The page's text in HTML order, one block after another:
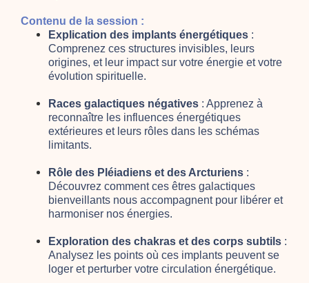
Contenu de la session :
Explication des implants énergétiques :
Comprenez ces structures invisibles, leurs
origines, et leur impact sur votre énergie et votre
évolution spirituelle.
Races galactiques négatives : Apprenez à
reconnaître les influences énergétiques
extérieures et leurs rôles dans les schémas
limitants.
Rôle des Pléiadiens et des Arcturiens :
Découvrez comment ces êtres galactiques
bienveillants nous accompagnent pour libérer et
harmoniser nos énergies.
Exploration des chakras et des corps subtils :
Analysez les points où ces implants peuvent se
loger et perturber votre circulation énergétique.